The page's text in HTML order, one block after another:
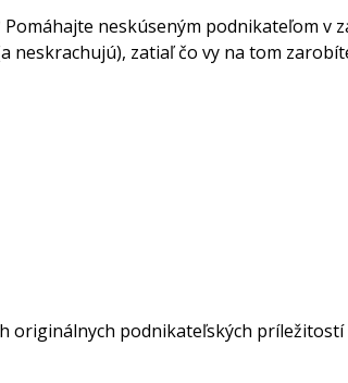
neskúseným podnikateľom v
zatiaľ čo vy na tom
podnikateľských